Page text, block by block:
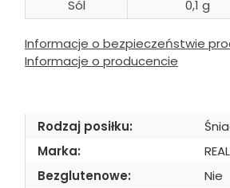
Sól 0,1 g
Informacje o bezpieczeństwie
Informacje o producencie
Rodzaj posiłku:
Marka:
Bezglutenowe:
Nie